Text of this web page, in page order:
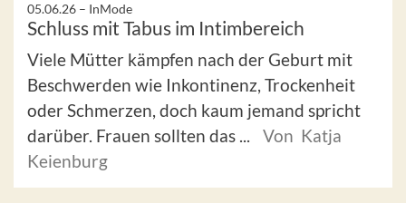
05.06.26 – InMode
Schluss mit Tabus im Intimbereich
Viele Mütter kämpfen nach der Geburt mit
Beschwerden wie Inkontinenz, Trockenheit
oder Schmerzen, doch kaum jemand spricht
darüber. Frauen sollten das ...
Von Katja
Keienburg